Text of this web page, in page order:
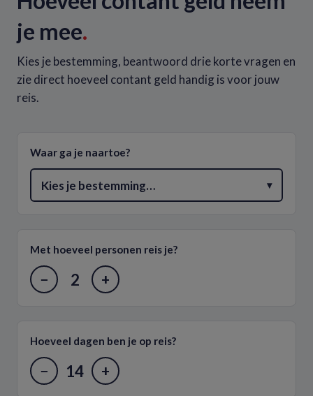
je mee.
Kies je bestemming, beantwoord drie korte vragen en
zie direct hoeveel contant geld handig is voor jouw
reis.
Waar ga je naartoe?
Kies je bestemming… ▾
Met hoeveel personen reis je?
− 2 +
Hoeveel dagen ben je op reis?
− 14 +